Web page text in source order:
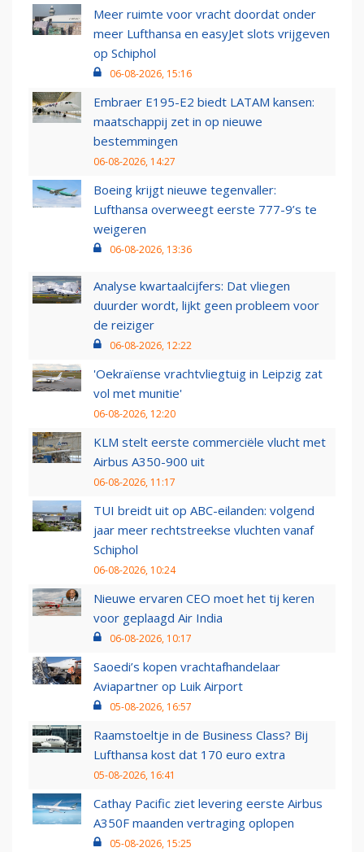
Meer ruimte voor vracht doordat onder
meer Lufthansa en easyJet slots vrijgeven
op Schiphol
06-08-2026, 15:16
Embraer E195-E2 biedt LATAM kansen:
maatschappij zet in op nieuwe
bestemmingen
06-08-2026, 14:27
Boeing krijgt nieuwe tegenvaller:
Lufthansa overweegt eerste 777-9’s te
weigeren
06-08-2026, 13:36
Analyse kwartaalcijfers: Dat vliegen
duurder wordt, lijkt geen probleem voor
de reiziger
06-08-2026, 12:22
'Oekraïense vrachtvliegtuig in Leipzig zat
vol met munitie'
06-08-2026, 12:20
KLM stelt eerste commerciële vlucht met
Airbus A350-900 uit
06-08-2026, 11:17
TUI breidt uit op ABC-eilanden: volgend
jaar meer rechtstreekse vluchten vanaf
Schiphol
06-08-2026, 10:24
Nieuwe ervaren CEO moet het tij keren
voor geplaagd Air India
06-08-2026, 10:17
Saoedi’s kopen vrachtafhandelaar
Aviapartner op Luik Airport
05-08-2026, 16:57
Raamstoeltje in de Business Class? Bij
Lufthansa kost dat 170 euro extra
05-08-2026, 16:41
Cathay Pacific ziet levering eerste Airbus
A350F maanden vertraging oplopen
05-08-2026, 15:25